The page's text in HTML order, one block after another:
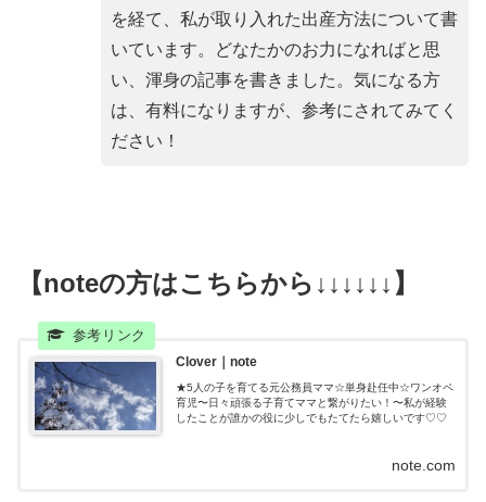
を経て、私が取り入れた出産方法について書
いています。どなたかのお力になればと思
い、渾身の記事を書きました。気になる方
は、有料になりますが、参考にされてみてく
ださい！
【noteの方はこちらから↓↓↓↓↓↓】
Clover｜note
★5人の子を育てる元公務員ママ☆単身赴任中☆ワンオペ
育児〜日々頑張る子育てママと繋がりたい！〜私が経験
したことが誰かの役に少しでもたてたら嬉しいです♡♡
note.com